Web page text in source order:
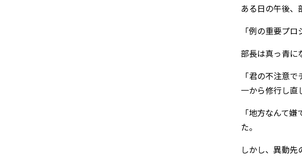
ある日の午後、
「例の重要プ
部長は真っ青に
「君の不注意
一から修行し直
「地方なんて
た。
しかし、異動先